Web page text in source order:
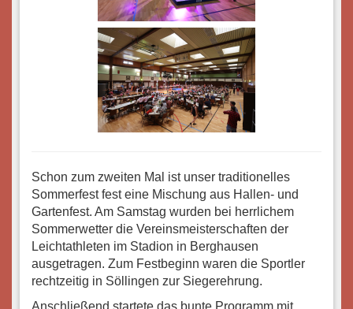
Schon zum zweiten Mal ist unser traditionelles
Sommerfest fest eine Mischung aus Hallen- und
Gartenfest. Am Samstag wurden bei herrlichem
Sommerwetter die Vereinsmeisterschaften der
Leichtathleten im Stadion in Berghausen
ausgetragen. Zum Festbeginn waren die Sportler
rechtzeitig in Söllingen zur Siegerehrung.
Anschließend startete das bunte Programm mit